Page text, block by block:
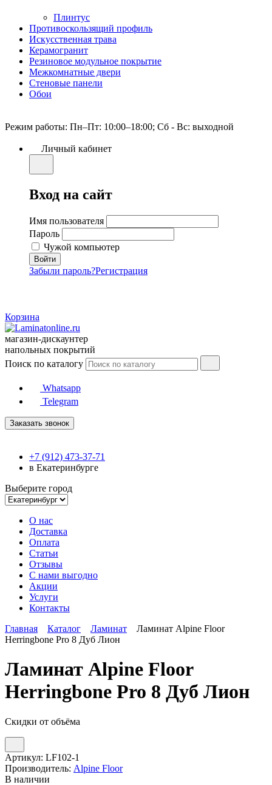
Плинтус
Противоскользящий профиль
Искусственная трава
Керамогранит
Резиновое модульное покрытие
Межкомнатные двери
Стеновые панели
Обои
Режим работы: Пн–Пт: 10:00–18:00; Сб - Вс: выходной
Личный кабинет
Вход на сайт
Имя пользователя
Пароль
Чужой компьютер
Забыли пароль?Регистрация
Корзина
магазин-дискаунтер
напольных покрытий
Поиск по каталогу
Whatsapp
Telegram
Заказать звонок
+7 (912) 473-37-71
в Екатеринбурге
Выберите город
О нас
Доставка
Оплата
Статьи
Отзывы
С нами выгодно
Акции
Услуги
Контакты
Главная
Каталог Ламинат
Ламинат Alpine Floor
Herringbone Pro 8 Дуб Лион
Ламинат Alpine Floor
Herringbone Pro 8 Дуб Лион
Скидки от объёма
Артикул: LF102-1
Производитель: Alpine Floor
В наличии